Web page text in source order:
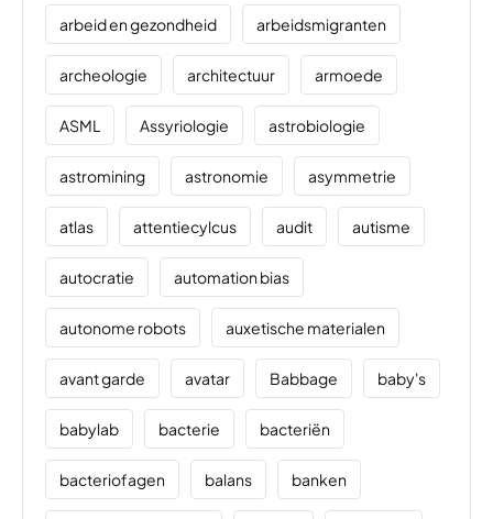
arbeid en gezondheid arbeidsmigranten
archeologie architectuur armoede
ASML Assyriologie astrobiologie
astromining astronomie asymmetrie
atlas attentiecylcus audit autisme
autocratie automation bias
autonome robots auxetische materialen
avant garde avatar Babbage baby's
babylab bacterie bacteriën
bacteriofagen balans banken